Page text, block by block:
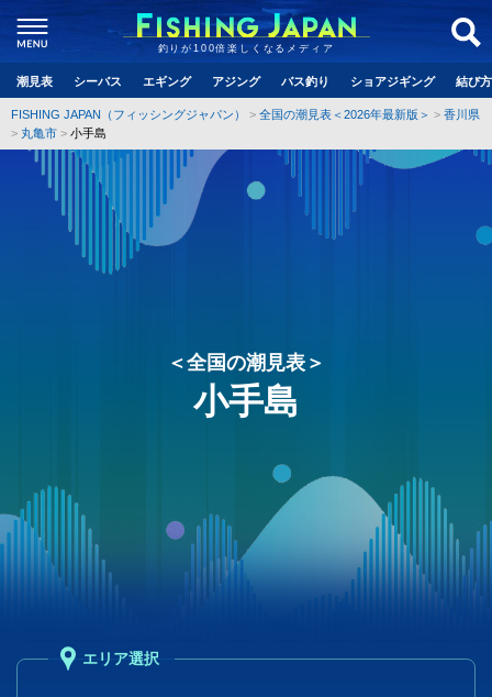
釣りが100倍楽しくなるメディア
潮見表 シーバス エギング アジング バス釣り ショアジギング 結び
FISHING JAPAN（フィッシングジャパン） 全国の潮見表＜2026年最新版＞
香川県
丸亀市
小手島
＜全国の潮見表＞
小手島
エリア選択